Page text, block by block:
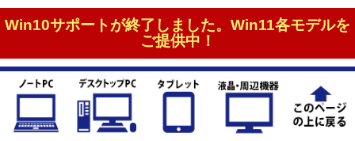
Win10サポートが終了しました。Win11各モデルを
ご提供中！